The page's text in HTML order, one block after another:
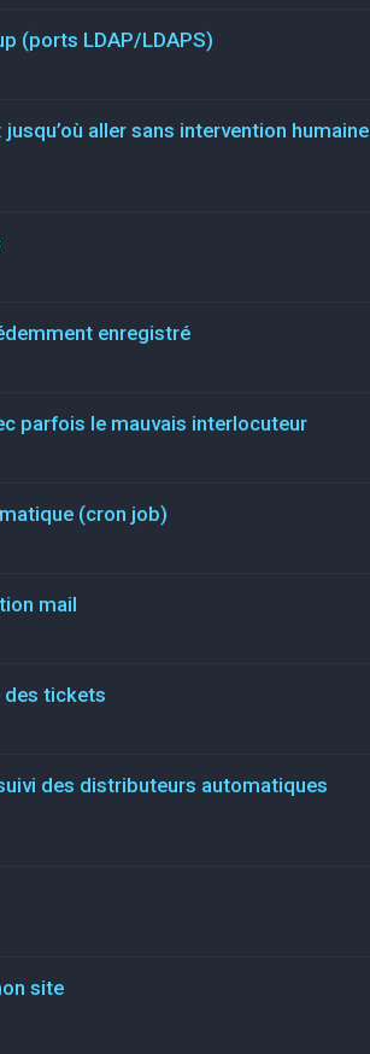
(ports LDAP/LDAPS)
aller sans intervention humaine
enregistré
parfois le mauvais interlocuteur
(cron job)
mail
des tickets
des distributeurs automatiques
site